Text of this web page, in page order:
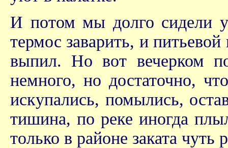
И потом мы долго сидели у
термос заварить, и
выпил. Но вот вечерком
немного, но достаточно,
искупались, помылись,
тишина, по реке иногда
только в районе заката чуть